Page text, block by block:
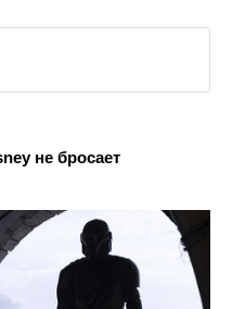
не бросает